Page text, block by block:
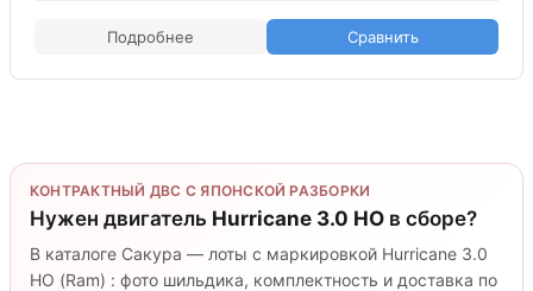
Подробнее Сравнить
КОНТРАКТНЫЙ ДВС С ЯПОНСКОЙ РАЗБОРКИ
Нужен двигатель Hurricane 3.0 HO в сборе?
В каталоге Сакура — лоты с маркировкой Hurricane 3.0
HO (Ram) : фото шильдика, комплектность и доставка по